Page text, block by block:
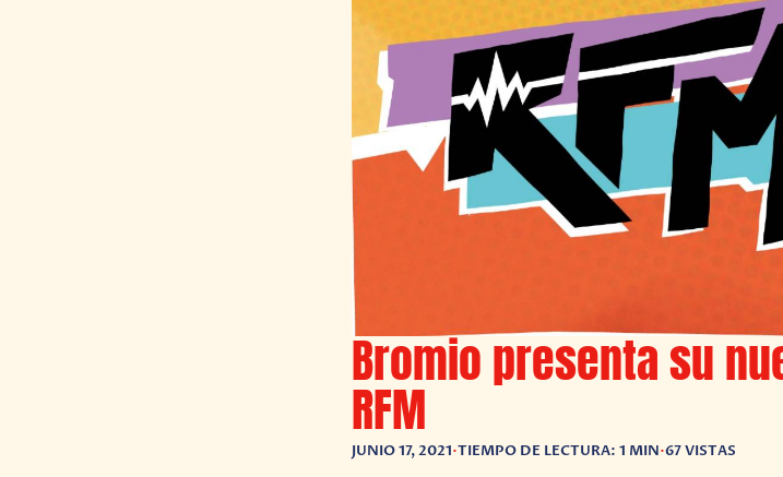
Bromio presenta su
RFM
JUNIO 17, 2021•TIEMPO DE LECTURA: 1 MIN•67 VISTAS